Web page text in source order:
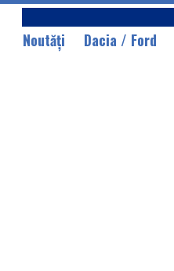
Noutăţi Dacia / Ford